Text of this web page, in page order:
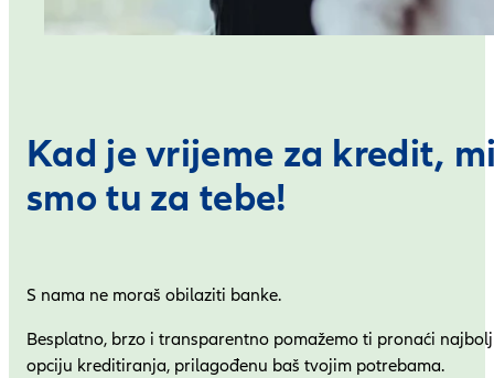
Kad je vrijeme za kredit,
smo tu za tebe!
S nama ne moraš obilaziti banke.
Besplatno, brzo i transparentno pomažemo ti pronaći
opciju kreditiranja, prilagođenu baš tvojim potrebama.